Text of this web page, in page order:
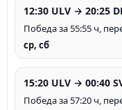
12:30 ULV → 20:25
Победа за 55:55 ч,
ср, сб
15:20 ULV → 00:40
Победа за 57:20 ч,